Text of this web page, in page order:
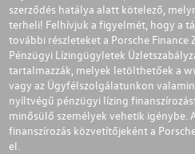
szerződés hatálya alatt kötelező,
terheli! Felhívjuk a figyelmét, hogy a
további részleteket a Porsche Finance
Pénzügyi Lízingügyletek
tartalmazzák, melyek letölthetőek a
vagy az Ügyfélszolgálatunkon
nyíltvégű pénzügyi lízing
minősülő személyek vehetik igénybe.
finanszírozás közvetítőjeként a
el.